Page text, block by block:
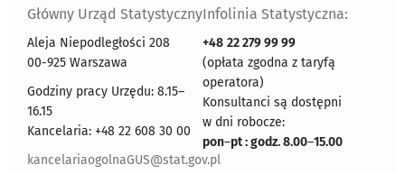
Główny Urząd Statystyczny
Aleja Niepodległości 208
00-925 Warszawa
Godziny pracy Urzędu: 8.15–
16.15
Kancelaria: +48 22 608 30 00
kancelariaogolnaGUS@stat.gov.pl
Infolinia Statystyczna:
+48 22 279 99 99
(opłata zgodna z taryfą
operatora)
Konsultanci są dostępni
w dni robocze:
pon–pt : godz. 8.00–15.00